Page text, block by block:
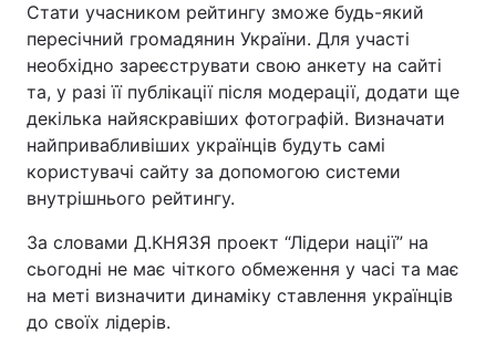
Стати учасником рейтингу зможе будь-який
пересічний громадянин України. Для участі
необхідно зареєструвати свою анкету на сайті
та, у разі її публікації після модерації, додати ще
декілька найяскравіших фотографій. Визначати
найпривабливіших українців будуть самі
користувачі сайту за допомогою системи
внутрішнього рейтингу.
За словами Д.КНЯЗЯ проект “Лідери нації” на
сьогодні не має чіткого обмеження у часі та має
на меті визначити динаміку ставлення українців
до своїх лідерів.